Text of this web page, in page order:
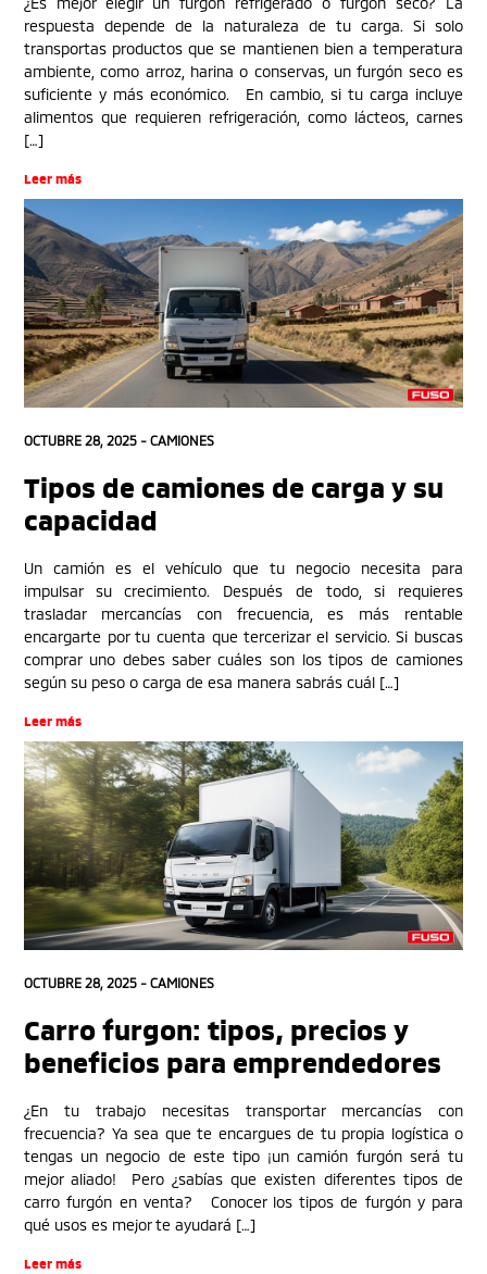
respuesta depende de la naturaleza de tu carga. Si solo
transportas productos que se mantienen bien a temperatura
ambiente, como arroz, harina o conservas, un furgón seco es
suficiente y más económico. En cambio, si tu carga incluye
alimentos que requieren refrigeración, como lácteos, carnes
[…]
Leer más
OCTUBRE 28, 2025 - CAMIONES
Tipos de camiones de carga y su
capacidad
Un camión es el vehículo que tu negocio necesita para
impulsar su crecimiento. Después de todo, si requieres
trasladar mercancías con frecuencia, es más rentable
encargarte por tu cuenta que tercerizar el servicio. Si buscas
comprar uno debes saber cuáles son los tipos de camiones
según su peso o carga de esa manera sabrás cuál […]
Leer más
OCTUBRE 28, 2025 - CAMIONES
Carro furgon: tipos, precios y
beneficios para emprendedores
¿En tu trabajo necesitas transportar mercancías con
frecuencia? Ya sea que te encargues de tu propia logística o
tengas un negocio de este tipo ¡un camión furgón será tu
mejor aliado! Pero ¿sabías que existen diferentes tipos de
carro furgón en venta? Conocer los tipos de furgón y para
qué usos es mejor te ayudará […]
Leer más